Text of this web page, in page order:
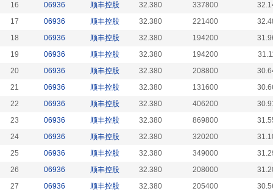
16
06936 顺丰控股 32.380 337800
17
06936 顺丰控股 32.380 221400
18
06936 顺丰控股 32.380 194200
19
06936 顺丰控股 32.380 194200
20
06936 顺丰控股 32.380 208800
21
06936 顺丰控股 32.380 131600
22
06936 顺丰控股 32.380 406200
23
06936 顺丰控股 32.380 869800
24
06936 顺丰控股 32.380 320200
25
06936 顺丰控股 32.380 349000
26
06936 顺丰控股 32.380 208000
27
06936 顺丰控股 32.380 205400